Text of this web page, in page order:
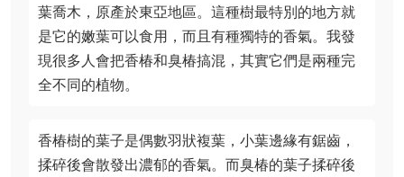
葉喬木，原產於東亞地區。這種樹最特別的地方就
是它的嫩葉可以食用，而且有種獨特的香氣。我發
現很多人會把香椿和臭椿搞混，其實它們是兩種完
全不同的植物。
香椿樹的葉子是偶數羽狀複葉，小葉邊緣有鋸齒，
揉碎後會散發出濃郁的香氣。而臭椿的葉子揉碎後